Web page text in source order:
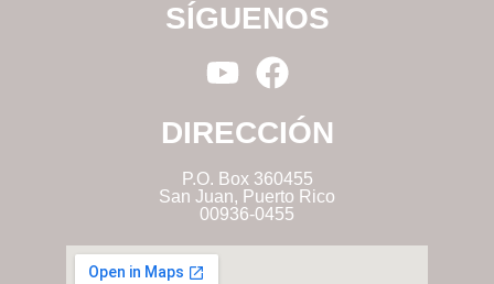
SÍGUENOS
DIRECCIÓN
P.O. Box 360455
San Juan, Puerto Rico
00936-0455